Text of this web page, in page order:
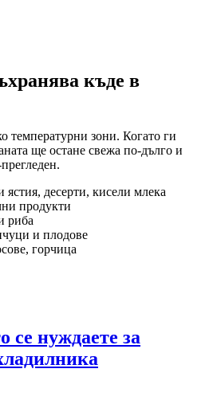
къде в
температурни зони. Когато ги
ще остане свежа по-дълго и
ястия, десерти, кисели млека
продукти
риба
и плодове
горчица
се нуждаете за